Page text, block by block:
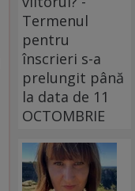
Termenul
pentru
înscrieri s-a
prelungit până
la data de 11
OCTOMBRIE